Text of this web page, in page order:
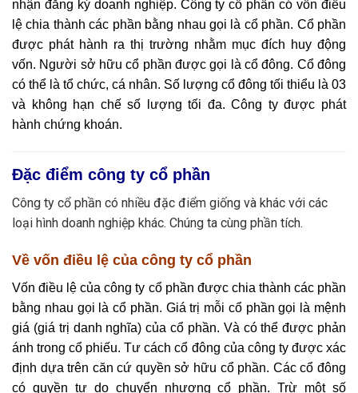
nhận đăng ký doanh nghiệp. Công ty cổ phần có vốn điều
lệ chia thành các phần bằng nhau gọi là cổ phần. Cổ phần
được phát hành ra thị trường nhằm mục đích huy động
vốn. Người sở hữu cổ phần được gọi là cổ đông. Cổ đông
có thể là tổ chức, cá nhân. Số lượng cổ đông tối thiểu là 03
và không hạn chế số lượng tối đa. Công ty được phát
hành chứng khoán.
Đặc điểm công ty cổ phần
Công ty cổ phần có nhiều đặc điểm giống và khác với các
loại hình doanh nghiệp khác. Chúng ta cùng phần tích.
Về vốn điều lệ của công ty cổ phần
Vốn điều lệ của công ty cổ phần được chia thành các phần
bằng nhau gọi là cổ phần. Giá trị mỗi cổ phần gọi là mệnh
giá (giá trị danh nghĩa) của cổ phần. Và có thể được phản
ánh trong cổ phiếu. Tư cách cổ đông của công ty được xác
định dựa trên căn cứ quyền sở hữu cổ phần. Các cổ đông
có quyền tự do chuyển nhượng cổ phần. Trừ một số